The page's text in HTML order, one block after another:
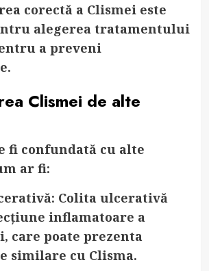
corectă a Clismei este
alegerea tratamentului
a preveni
Clismei de alte
fi confundată cu alte
ar fi:
: Colita ulcerativă
inflamatoare a
care poate prezenta
similare cu Clisma.